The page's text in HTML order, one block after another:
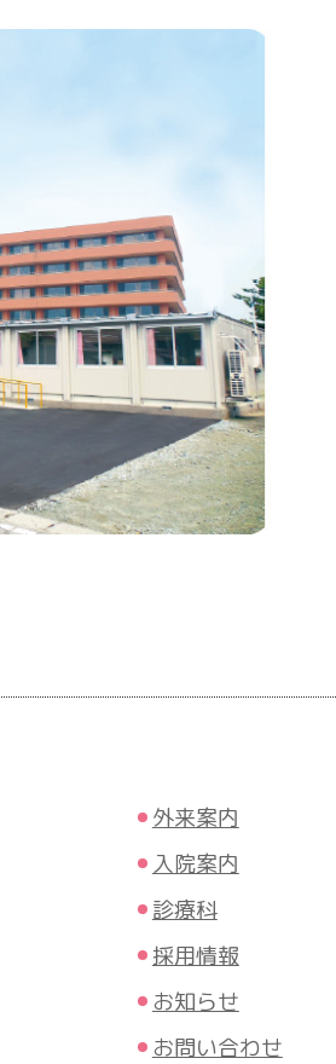
外来案内
入院案内
診療科
採用情報
お知らせ
お問い合わせ